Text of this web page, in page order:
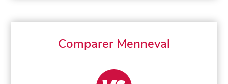
Comparer Menneval